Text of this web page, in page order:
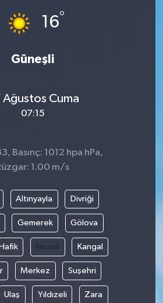
16°
Güneşli
Ağustos Cuma
07:15
Basınç: 1012 hpa hPa,
1.00 m/s
Altınyayla Divriği
Gemerek Gölova
Hafik İmranlı Kangal
Merkez Suşehri
Ulaş Yıldızeli Zara